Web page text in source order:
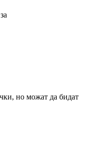
но можат да бидат